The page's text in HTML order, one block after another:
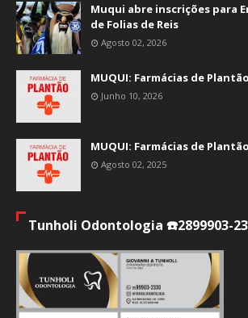
Muqui abre inscrições para
de Folias de Reis
Agosto 02, 2026
MUQUI: Farmácias de
Junho 10, 2026
MUQUI: Farmácias de
Agosto 02, 2025
Tunholi Odontologia ☎️2899903-